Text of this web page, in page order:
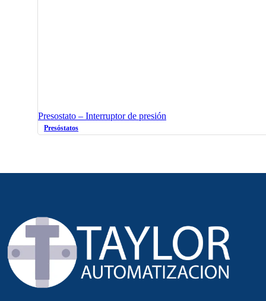
Presostato – Interruptor de presión
Presóstatos